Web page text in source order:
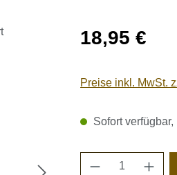
Regulärer Preis:
18,95 €
Preise inkl. MwSt.
Sofort
Produkt